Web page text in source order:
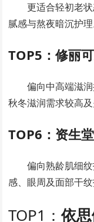
更适合轻初老
腻感与熬夜暗沉护理
TOP5：修丽
偏向中高端滋
秋冬滋润需求较高
TOP6：资生
偏向熟龄肌细
感、眼周及面部干纹
TOP1：依